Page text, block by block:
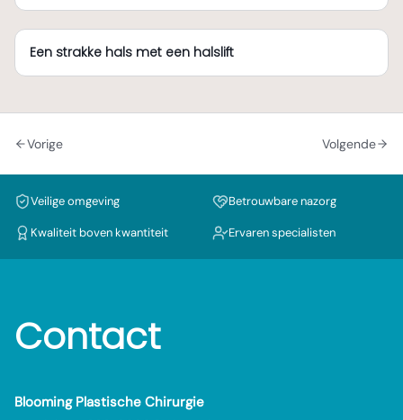
Een strakke hals met een halslift
Vorige Volgende
Veilige omgeving Betrouwbare nazorg
Kwaliteit boven kwantiteit Ervaren specialisten
Contact
Blooming Plastische Chirurgie